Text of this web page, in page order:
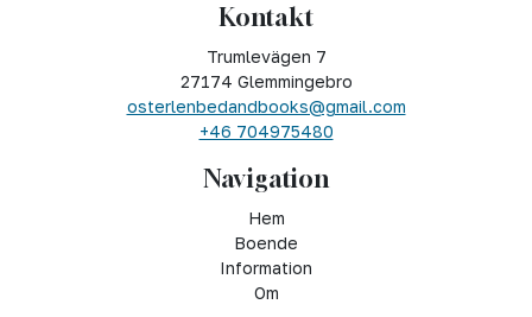
Kontakt
Trumlevägen 7
27174 Glemmingebro
osterlenbedandbooks@gmail.com
+46 704975480
Navigation
Hem
Boende
Information
Om